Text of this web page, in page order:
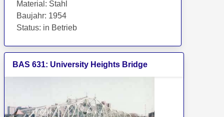
Material : Stahl
Baujahr: 1954
Status: in Betrieb
BAS 631: University Heights Bridge